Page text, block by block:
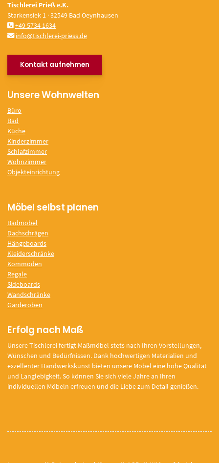
Tischlerei Prieß e.K.
Starkensiek 1 · 32549 Bad Oeynhausen
+49 5734 1634
info@tischlerei-priess.de
Kontakt aufnehmen
Unsere Wohnwelten
Büro
Bad
Küche
Kinderzimmer
Schlafzimmer
Wohnzimmer
Objekteinrichtung
Möbel selbst planen
Badmöbel
Dachschrägen
Hängeboards
Kleiderschränke
Kommoden
Regale
Sideboards
Wandschränke
Garderoben
Erfolg nach Maß
Unsere Tischlerei fertigt Maßmöbel stets nach Ihren Vorstellungen,
Wünschen und Bedürfnissen. Dank hochwertigen Materialien und
exzellenter Handwerkskunst bieten unsere Möbel eine hohe Qualität
und Langlebigkeit. So können Sie sich viele Jahre an Ihren
individuellen Möbeln erfreuen und die Liebe zum Detail genießen.